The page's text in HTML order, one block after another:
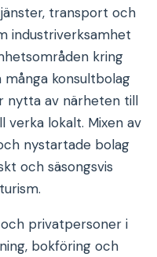
transport och
industriverksamhet
kring
konsultbolag
nytta av närheten till
verka lokalt. Mixen av
nystartade bolag
och säsongsvis
privatpersoner i
bokföring och